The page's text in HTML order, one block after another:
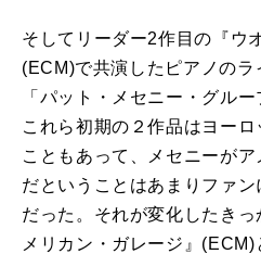
そしてリーダー2作目の『ウ
(ECM)で共演したピアノの
「パット・メセニー・グル
これら初期の２作品はヨー
こともあって、メセニーが
だということはあまりファ
だった。それが変化したき
メリカン・ガレージ』 (ECM)